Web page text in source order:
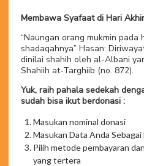
Membawa Syafaat di Hari Akhir
“Naungan orang mukmin pada
shadaqahnya” Hasan:
dinilai shahih oleh al-Albani
Shahiih at-Targhiib (no. 872).
Yuk, raih pahala sedekah
sudah bisa ikut berdonasi :
Masukan nominal donasi
Masukan Data Anda
Pilih metode pembayaran
yang tertera